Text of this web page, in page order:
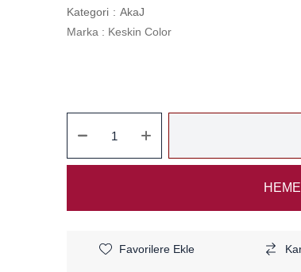
Kategori : AkaJ
Marka : Keskin Color
Favorilere Ekle